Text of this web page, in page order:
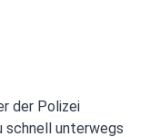
der Polizei
schnell unterwegs